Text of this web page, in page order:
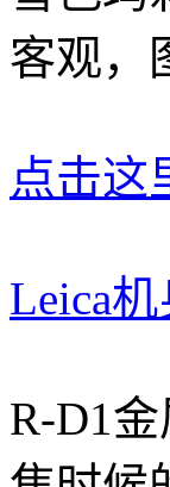
客观，
点击这
Leica
R-D1